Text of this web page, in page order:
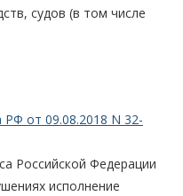
судов (в том числе
от 09.08.2018 N 32-
Российской Федерации
исполнение